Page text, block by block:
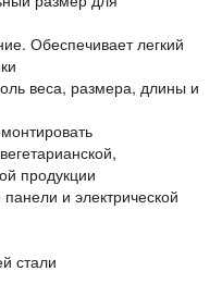
Обеспечивает легкий
веса, размера, длины и
продукции
и электрической
стали